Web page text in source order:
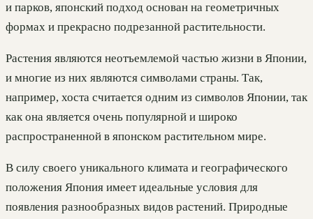
и парков, японский подход основан на геометричных
формах и прекрасно подрезанной растительности.
Растения являются неотъемлемой частью жизни в Японии,
и многие из них являются символами страны. Так,
например, хоста считается одним из символов Японии, так
как она является очень популярной и широко
распространенной в японском растительном мире.
В силу своего уникального климата и географического
положения Япония имеет идеальные условия для
появления разнообразных видов растений. Природные